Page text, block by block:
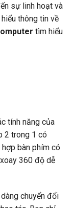
sự linh hoạt và
thông tin về
tìm hiểu
tính năng của
2 trong 1 có
bàn phím có
360 độ dễ
chuyển đổi